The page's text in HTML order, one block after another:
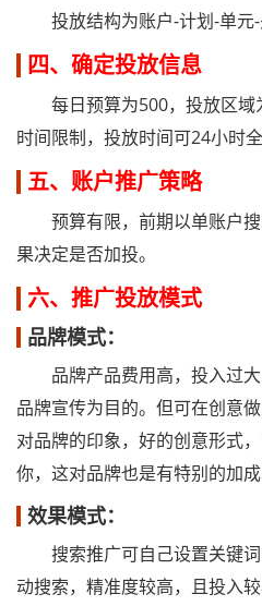
投放结构为账户-计划-单元-
四、确定投放信息
每日预算为500，投放区域
时间限制，投放时间可24小时全
五、账户推广策略
预算有限，前期以单账户搜
果决定是否加投。
六、推广投放模式
品牌模式：
品牌产品费用高，投入过大
品牌宣传为目的。但可在创意
对品牌的印象，好的创意形式
你，这对品牌也是有特别的加成
效果模式：
搜索推广可自己设置关键词
动搜索，精准度较高，且投入